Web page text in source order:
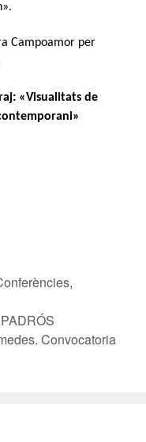
Campoamor per
: «Visualitats de
Convocatoria